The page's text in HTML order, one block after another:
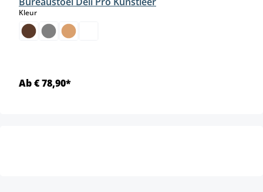
Kleurselect
Ab € 78,90*